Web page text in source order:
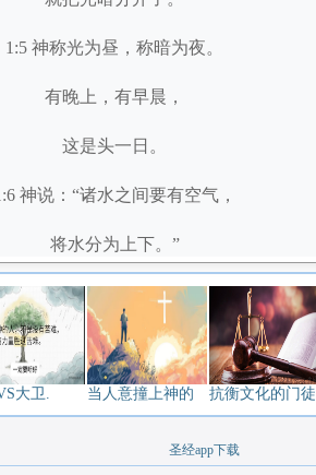
1:5 神称光为昼，称暗为夜。
有晚上，有早晨，
这是头一日。
神说：“诸水之间要有空气，
将水分为上下。”
1:7 神就造出空气，
将空气以下的水、
空气以上的水分开了。
事就这样成了。
大卫. 当人意撞上神的 抗衡文化的门徒
圣经app下载